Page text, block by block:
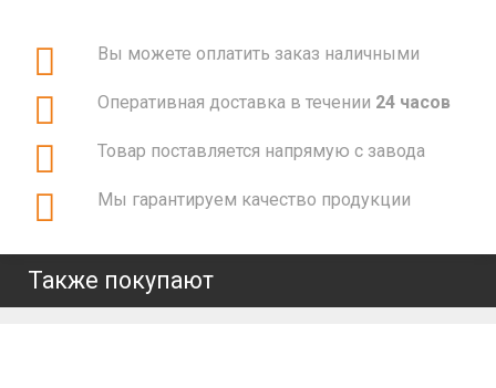
Вы можете оплатить заказ наличными
Оперативная доставка в течении 24 часов
Товар поставляется напрямую с завода
Мы гарантируем качество продукции
Также покупают